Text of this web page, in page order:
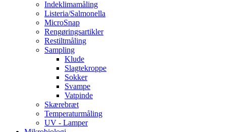
Indeklimamåling
Listeria/Salmonella
MicroSnap
Rengøringsartikler
Restiltmåling
Sampling
Klude
Slagtekroppe
Sokker
Svampe
Vatpinde
Skærebræt
Temperaturmåling
UV - Lamper